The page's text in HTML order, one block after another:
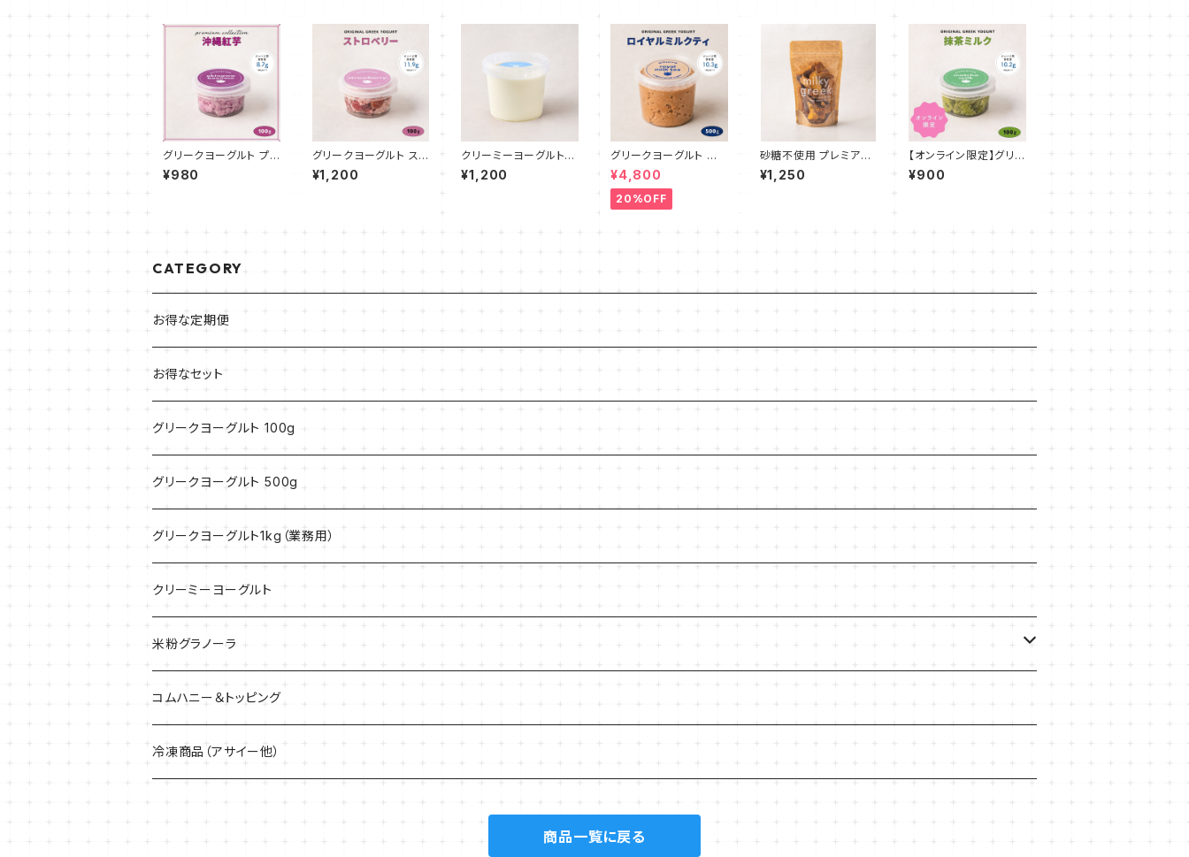
グリークヨーグルト プレ
ミアム沖縄紅芋 100g
¥980
グリークヨーグルト スト
ロベリー 100g
¥1,200
クリーミーヨーグルト
（プレーン）500g
¥1,200
グリークヨーグルト ロ
イヤルミルクティ 500g
¥4,800
20%OFF
砂糖不使用 プレミアム
ドライ完熟マンゴー 10
0g
¥1,250
【オンライン限定】グリー
クヨーグルト 抹茶ミル
ク 100g
¥900
CATEGORY
お得な定期便
お得なセット
グリークヨーグルト 100g
グリークヨーグルト 500g
グリークヨーグルト1kg（業務用）
クリーミーヨーグルト
米粉グラノーラ
40g
200g
コムハニー＆トッピング
冷凍商品（アサイー他）
商品一覧に戻る